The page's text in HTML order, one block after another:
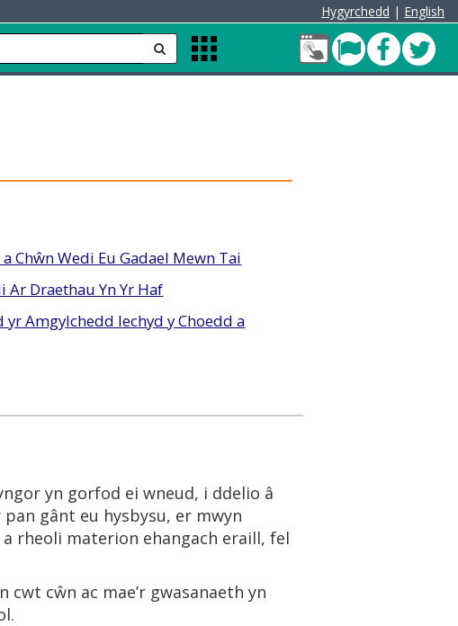
Hygyrchedd | English
anfon
Apps
Menu
Fy
NghyfrifPont
Cleddau
Chŵn Wedi Eu Gadael Mewn Tai
Ar Draethau Yn Yr Haf
yr Amgylchedd Iechyd y Choedd a
yn gorfod ei wneud, i ddelio â
gânt eu hysbysu, er mwyn
rheoli materion ehangach eraill, fel
cwt cŵn ac mae’r gwasanaeth yn